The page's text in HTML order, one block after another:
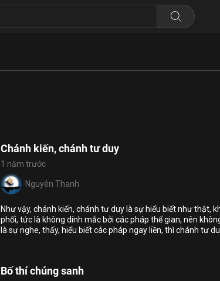
Chánh kiến, chánh tư duy
1 năm trước
Nguyên Thanh
Như vậy, chánh kiến, chánh tư duy là sự hiểu biết như thật,
phối, tức là không dính mắc bởi các pháp thế gian, nên
là sự nghe, thấy, hiểu biết các pháp ngay liền, thì chánh tư
Bố thí chúng sanh